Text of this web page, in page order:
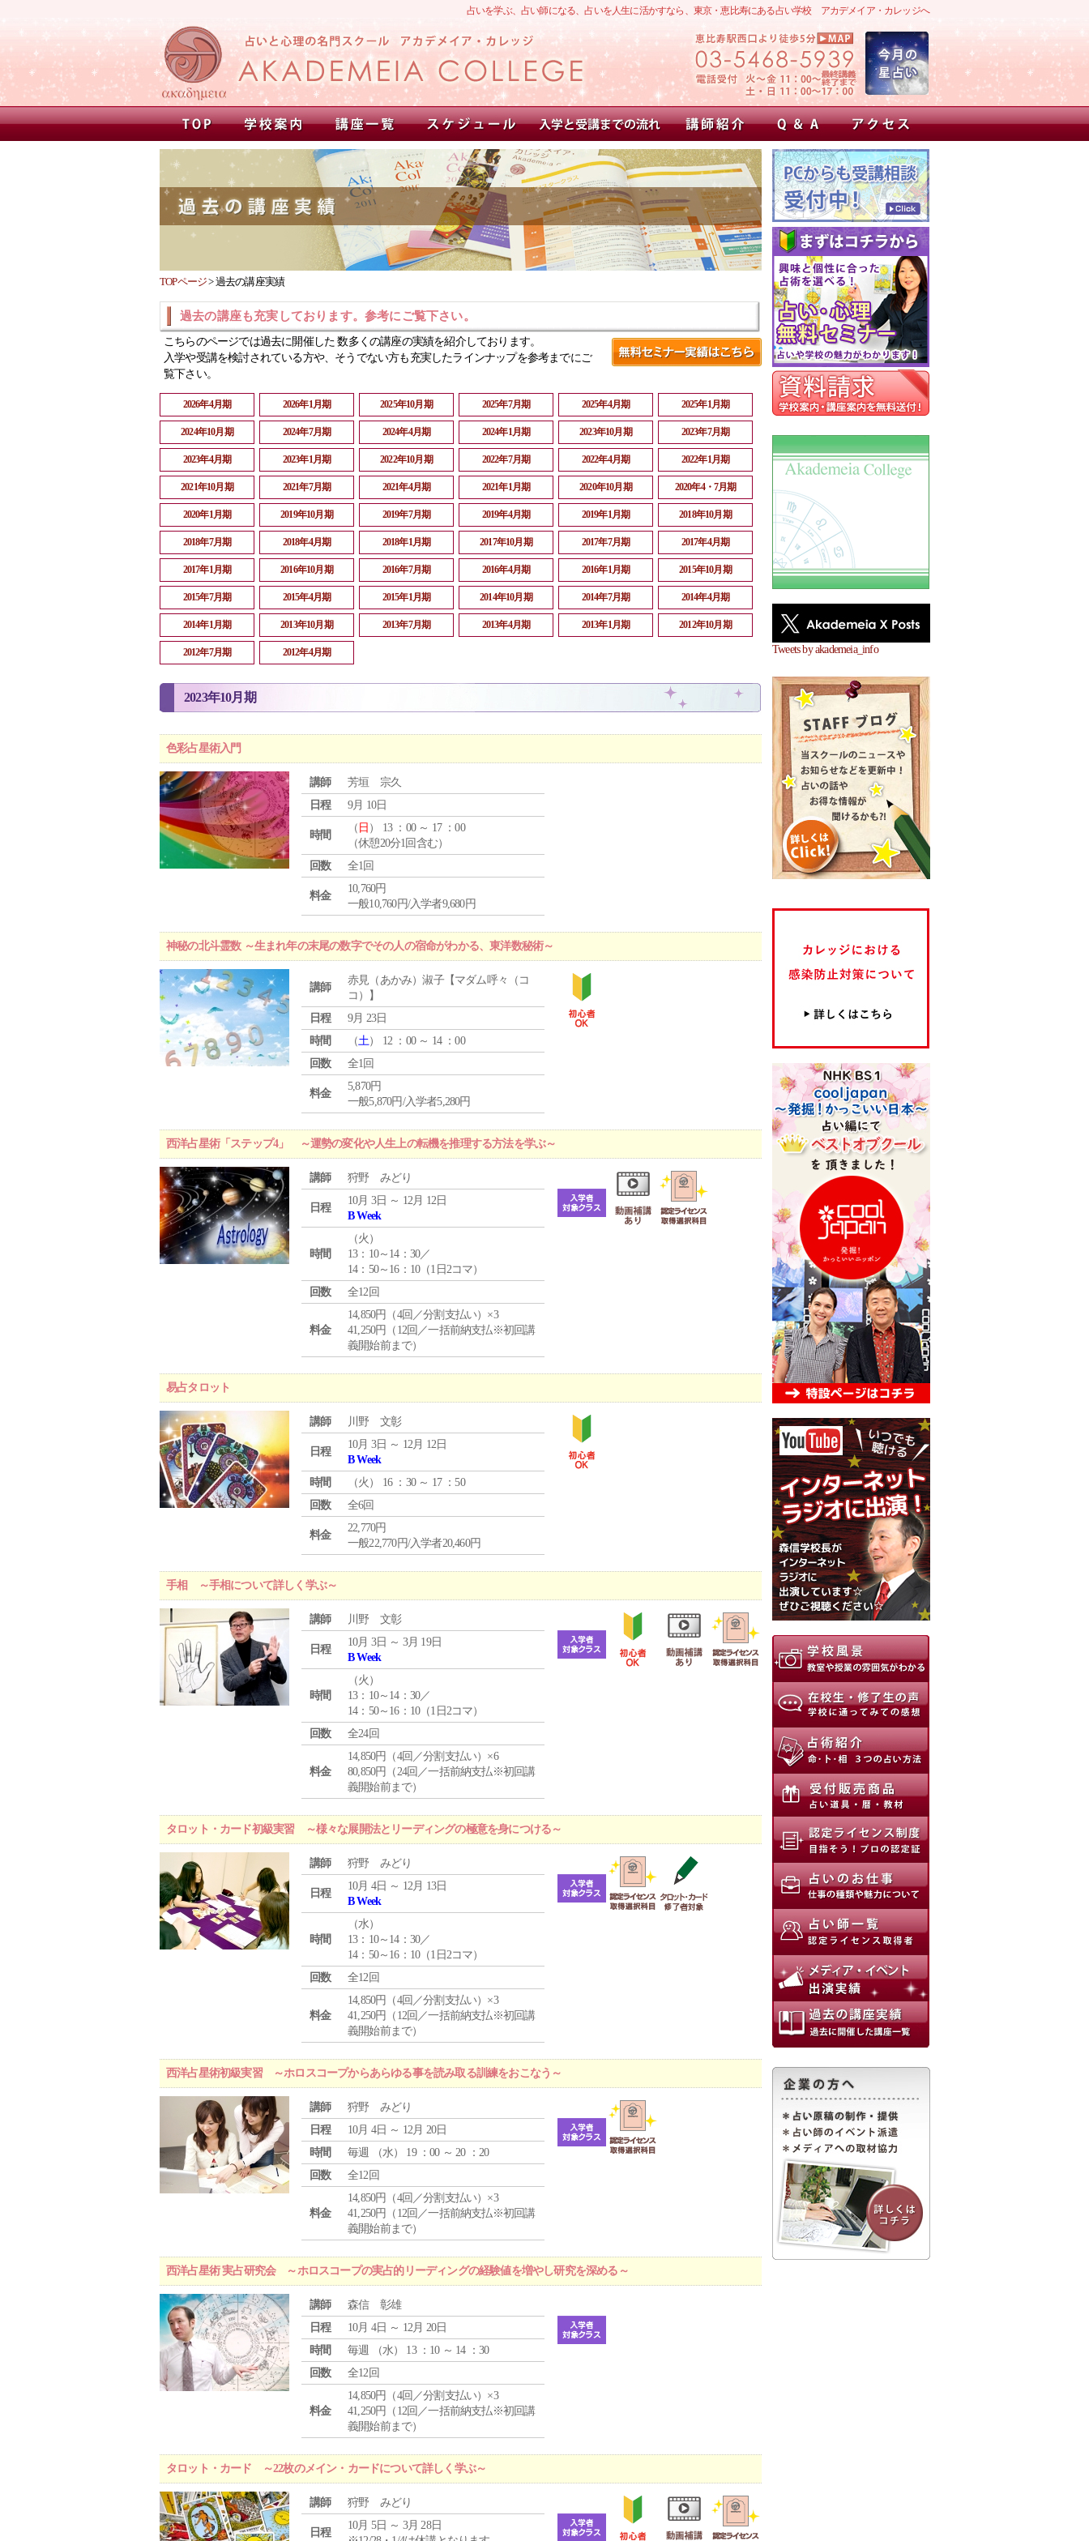
占いを学ぶ、占い師になる、占いを人生に活かすなら、東京・恵比寿にある占い学校 アカデメイア・カレッジへ
Tweets by akademeia_info
TOPページ>過去の講座実績
過去の講座も充実しております。参考にご覧下さい。
こちらのページでは過去に開催した 数多くの講座の実績を紹介しております。
入学や受講を検討されている方や、そうでない方も充実したラインナップを参考までにご
覧下さい。
2026年4月期 2026年1月期 2025年10月期 2025年7月期 2025年4月期 2025年1月期
2024年10月期 2024年7月期 2024年4月期 2024年1月期 2023年10月期 2023年7月期
2023年4月期 2023年1月期 2022年10月期 2022年7月期 2022年4月期 2022年1月期
2021年10月期 2021年7月期 2021年4月期 2021年1月期 2020年10月期 2020年4・7月期
2020年1月期 2019年10月期 2019年7月期 2019年4月期 2019年1月期 2018年10月期
2018年7月期 2018年4月期 2018年1月期 2017年10月期 2017年7月期 2017年4月期
2017年1月期 2016年10月期 2016年7月期 2016年4月期 2016年1月期 2015年10月期
2015年7月期 2015年4月期 2015年1月期 2014年10月期 2014年7月期 2014年4月期
2014年1月期 2013年10月期 2013年7月期 2013年4月期 2013年1月期 2012年10月期
2012年7月期 2012年4月期
2023年10月期
色彩占星術入門
講師
芳垣 宗久
日程
9月 10日
時間
（ 日 ） 13 ：00 ～ 17 ：00
（休憩20分1回含む）
回数
全1回
料金
10,760円
一般10,760円/入学者9,680円
神秘の北斗霊数 ～生まれ年の末尾の数字でその人の宿命がわかる、東洋数秘術～
講師
赤見（あかみ）淑子【マダム呼々（コ
コ）】
日程
9月 23日
時間
（土） 12 ：00 ～ 14 ：00
回数
全1回
料金
5,870円
一般5,870円/入学者5,280円
西洋占星術「ステップ4」 ～運勢の変化や人生上の転機を推理する方法を学ぶ～
講師 狩野 みどり
日程
10月 3日 ～ 12月 12日
B Week
時間
（火 ）
13：10～14：30／
14：50～16：10（1日2コマ）
回数
全12回
料金
14,850円（4回／分割支払い）×3
41,250円（12回／一括前納支払※初回講
義開始前まで）
易占タロット
講師 川野 文彰
日程
10月 3日 ～ 12月 12日
B Week
時間
（火 ） 16 ：30 ～ 17 ：50
回数
全6回
料金
22,770円
一般22,770円/入学者20,460円
手相 ～手相について詳しく学ぶ～
講師 川野 文彰
日程
10月 3日 ～ 3月 19日
B Week
時間
（火 ）
13：10～14：30／
14：50～16：10（1日2コマ）
回数
全24回
料金
14,850円（4回／分割支払い）×6
80,850円（24回／一括前納支払※初回講
義開始前まで）
タロット・カード初級実習 ～様々な展開法とリーディングの極意を身につける～
講師 狩野 みどり
日程
10月 4日 ～ 12月 13日
B Week
時間
（水）
13：10～14：30／
14：50～16：10（1日2コマ）
回数
全12回
料金
14,850円（4回／分割支払い）×3
41,250円（12回／一括前納支払※初回講
義開始前まで）
西洋占星術初級実習 ～ホロスコープからあらゆる事を読み取る訓練をおこなう～
講師
狩野 みどり
日程
10月 4日 ～ 12月 20日
時間
毎週 （水） 19 ：00 ～ 20 ：20
回数
全12回
料金
14,850円（4回／分割支払い）×3
41,250円（12回／一括前納支払※初回講
義開始前まで）
西洋占星術 実占研究会 ～ホロスコープの実占的リーディングの経験値を増やし研究を深める～
講師
森信 彰雄
日程
10月 4日 ～ 12月 20日
時間
毎週 （水） 13 ：10 ～ 14 ：30
回数
全12回
料金
14,850円（4回／分割支払い）×3
41,250円（12回／一括前納支払※初回講
義開始前まで）
タロット・カード ～22枚のメイン・カードについて詳しく学ぶ～
講師 狩野 みどり
日程
10月 5日 ～ 3月 28日